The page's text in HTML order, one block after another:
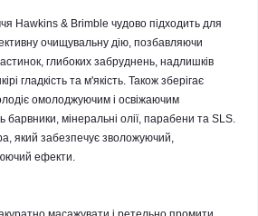
Hawkins & Brimble чудово підходить для
очищувальну дію, позбавляючи
глибоких забруднень, надлишків
гладкість та м'якість. Також зберігає
омолоджуючим і освіжаючим
барвники, мінеральні олії, парабени та SLS.
який забезпечує зволожуючий,
ефекти.